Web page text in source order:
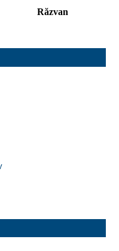
Răzvan